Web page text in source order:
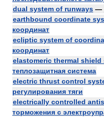
dual system of runways —
earthbound coordinate
координат
ecliptic system of
координат
elastomeric thermal shield
теплозащитная система
electric thrust control
регулирования тяги
electrically controlled
торможения с